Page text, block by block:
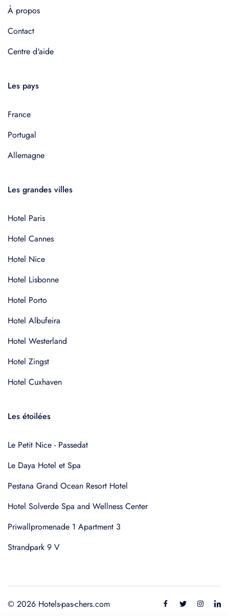
À propos
Contact
Centre d'aide
Les pays
France
Portugal
Allemagne
Les grandes villes
Hotel Paris
Hotel Cannes
Hotel Nice
Hotel Lisbonne
Hotel Porto
Hotel Albufeira
Hotel Westerland
Hotel Zingst
Hotel Cuxhaven
Les étoilées
Le Petit Nice - Passedat
Le Daya Hotel et Spa
Pestana Grand Ocean Resort Hotel
Hotel Solverde Spa and Wellness Center
Priwallpromenade 1 Apartment 3
Strandpark 9 V
© 2026 Hotels-pas-chers.com